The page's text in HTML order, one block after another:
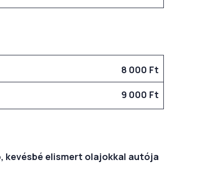
8 000 Ft
9 000 Ft
kevésbé elismert olajokkal autója